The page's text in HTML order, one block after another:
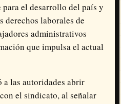
el desarrollo del país y
derechos laborales de
administrativos
que impulsa el actual
las autoridades abrir
el sindicato, al señalar